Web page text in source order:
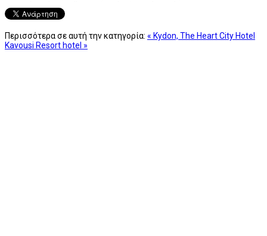
Περισσότερα σε αυτή την κατηγορία: « Kydon, The Heart City Hotel
Kavousi Resort hotel »